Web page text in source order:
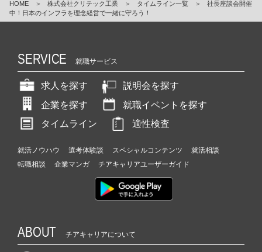
HOME ＞ 株式会社クリテック工業 ＞ タイムライン一覧 ＞
社長座談会開催
中！日本のインフラを理念経営で一緒に守ろう！
SERVICE 就職サービス
求人を探す
説明会を探す
企業を探す
就職イベントを探す
タイムライン
適性検査
就活ノウハウ 選考体験談 スペシャルコンテンツ
就活相談
転職相談
企業マンガ チアキャリアユーザーガイド
ABOUT チアキャリアについて